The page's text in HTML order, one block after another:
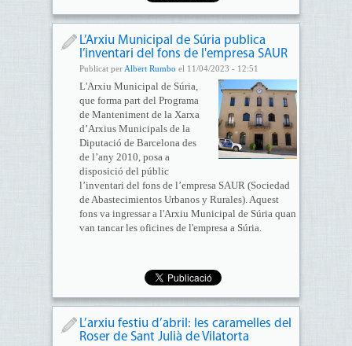
L’Arxiu Municipal de Súria publica
l’inventari del fons de l'empresa SAUR
Publicat per Albert Rumbo el 11/04/2023 - 12:51
L'Arxiu Municipal de Súria,
que forma part del Programa
de Manteniment de la Xarxa
d’Arxius Municipals de la
Diputació de Barcelona des
de l’any 2010, posa a
disposició del públic
l’inventari del fons de l’empresa SAUR (Sociedad
de Abastecimientos Urbanos y Rurales). Aquest
fons va ingressar a l'Arxiu Municipal de Súria quan
van tancar les oficines de l'empresa a Súria.
L’arxiu festiu d’abril: les caramelles del
Roser de Sant Julià de Vilatorta